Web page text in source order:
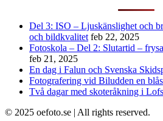
Del 3: ISO – Ljuskänslighet och
och bildkvalitet feb 22, 2025
Fotoskola – Del 2: Slutartid –
feb 21, 2025
En dag i Falun och Svenska
Fotografering vid Biludden en
Två dagar med skoteråkning i
© 2025 oefoto.se | All rights reserved.